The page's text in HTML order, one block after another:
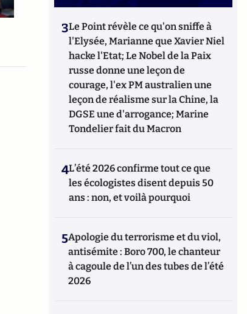
3Le Point révèle ce qu'on sniffe à
l'Elysée, Marianne que Xavier Niel
hacke l'Etat; Le Nobel de la Paix
russe donne une leçon de
courage, l'ex PM australien une
leçon de réalisme sur la Chine, la
DGSE une d'arrogance; Marine
Tondelier fait du Macron
4L’été 2026 confirme tout ce que
les écologistes disent depuis 50
ans : non, et voilà pourquoi
5Apologie du terrorisme et du viol,
antisémite : Boro 700, le chanteur
à cagoule de l’un des tubes de l’été
2026